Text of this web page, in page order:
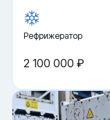
Рефрижератор
2 100 000 ₽